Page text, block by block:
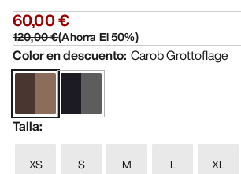
60,00 €
120,00 €(Ahorra El50%)
Color en descuento: Carob Grottoflage
Talla:
XS S M L XL